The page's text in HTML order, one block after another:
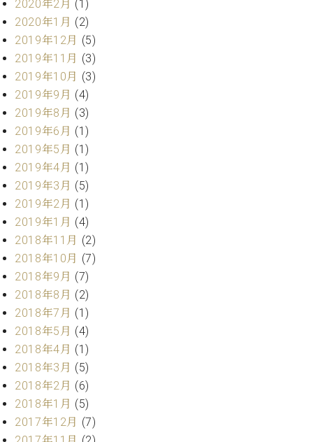
2020年2月 (1)
2020年1月 (2)
2019年12月 (5)
2019年11月 (3)
2019年10月 (3)
2019年9月 (4)
2019年8月 (3)
2019年6月 (1)
2019年5月 (1)
2019年4月 (1)
2019年3月 (5)
2019年2月 (1)
2019年1月 (4)
2018年11月 (2)
2018年10月 (7)
2018年9月 (7)
2018年8月 (2)
2018年7月 (1)
2018年5月 (4)
2018年4月 (1)
2018年3月 (5)
2018年2月 (6)
2018年1月 (5)
2017年12月 (7)